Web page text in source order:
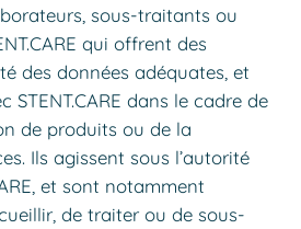
sous-traitants ou
qui offrent des
des données adéquates, et
STENT.CARE dans le cadre de
de produits ou de la
Ils agissent sous l’autorité
et sont notamment
de traiter ou de sous-